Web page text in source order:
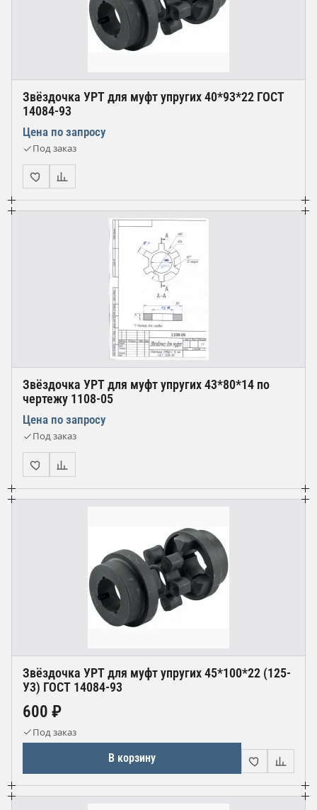
Звёздочка УРТ для муфт упругих 40*93*22 ГОСТ
14084-93
Цена по запросу
Под заказ
Звёздочка УРТ для муфт упругих 43*80*14 по
чертежу 1108-05
Цена по запросу
Под заказ
Звёздочка УРТ для муфт упругих 45*100*22 (125-
У3) ГОСТ 14084-93
600 ₽
Под заказ
В корзину